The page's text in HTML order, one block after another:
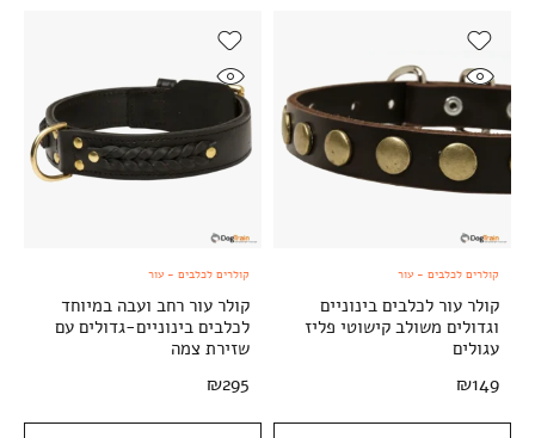
קולרים לכלבים - עור
קולר עור לכלבים בינוניים
וגדולים משולב קישוטי פליז
עגולים
₪149
קולרים לכלבים - עור
קולר עור רחב ועבה במיוחד
לכלבים בינוניים-גדולים עם
שזירת צמה
₪295